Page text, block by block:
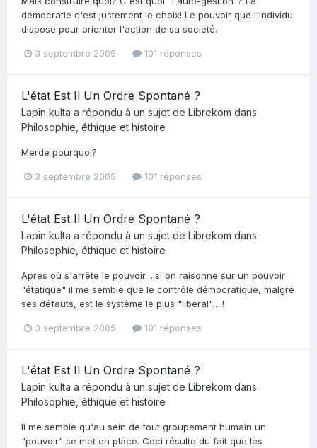
démocratie c'est justement le choix! Le pouvoir que l'individu
dispose pour orienter l'action de sa société.
3 septembre 2005 101 réponses
L'état Est Il Un Ordre Spontané ?
Lapin kulta a répondu à un sujet de Librekom dans
Philosophie, éthique et histoire
Merde pourquoi?
3 septembre 2005 101 réponses
L'état Est Il Un Ordre Spontané ?
Lapin kulta a répondu à un sujet de Librekom dans
Philosophie, éthique et histoire
Apres où s'arrête le pouvoir….si on raisonne sur un pouvoir
"étatique" il me semble que le contrôle démocratique, malgré
ses défauts, est le système le plus "libéral"….!
3 septembre 2005 101 réponses
L'état Est Il Un Ordre Spontané ?
Lapin kulta a répondu à un sujet de Librekom dans
Philosophie, éthique et histoire
Il me semble qu'au sein de tout groupement humain un
"pouvoir" se met en place. Ceci résulte du fait que les